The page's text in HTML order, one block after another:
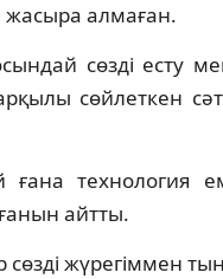
жасыра алмаған.
сөзді есту
сөйлеткен
ғана технология
айтты.
жүрегіммен